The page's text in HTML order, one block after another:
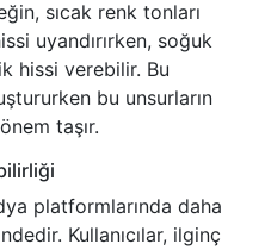
sıcak renk tonları
uyandırırken, soğuk
hissi verebilir. Bu
bu unsurların
taşır.
platformlarında daha
Kullanıcılar, ilginç